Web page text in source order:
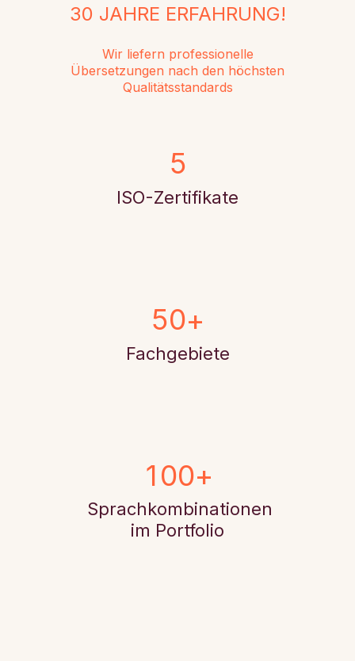
30 JAHRE ERFAHRUNG!
Wir liefern professionelle
Übersetzungen nach den höchsten
Qualitätsstandards
5
ISO-Zertifikate
50+
Fachgebiete
100+
Sprachkombinationen
im Portfolio